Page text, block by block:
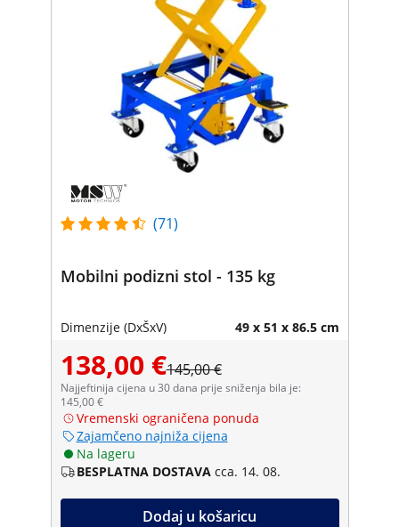
(71)
Mobilni podizni stol - 135 kg
Dimenzije (DxŠxV) 49 x 51 x 86.5 cm
138,00 €145,00 €
Najjeftinija cijena u 30 dana prije sniženja bila je:
145,00 €
Vremenski ograničena ponuda
Zajamčeno najniža cijena
Na lageru
BESPLATNA DOSTAVA cca. 14. 08.
Dodaj u košaricu